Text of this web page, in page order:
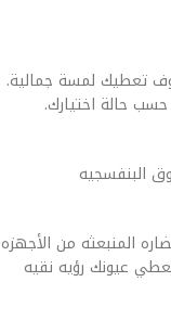
تعطيك لمسة جمالية.
حالة اختيارك.
البنفسجيه
المنبعثه من الأجهزه
عيونك رؤيه نقيه